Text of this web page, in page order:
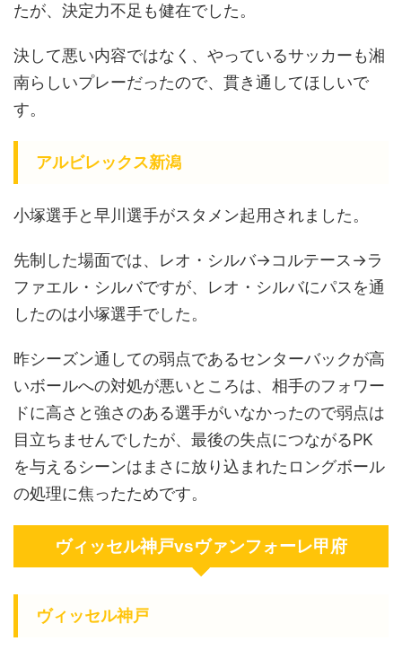
たが、決定力不足も健在でした。
決して悪い内容ではなく、やっているサッカーも湘
南らしいプレーだったので、貫き通してほしいで
す。
アルビレックス新潟
小塚選手と早川選手がスタメン起用されました。
先制した場面では、レオ・シルバ→コルテース→ラ
ファエル・シルバですが、レオ・シルバにパスを通
したのは小塚選手でした。
昨シーズン通しての弱点であるセンターバックが高
いボールへの対処が悪いところは、相手のフォワー
ドに高さと強さのある選手がいなかったので弱点は
目立ちませんでしたが、最後の失点につながるPK
を与えるシーンはまさに放り込まれたロングボール
の処理に焦ったためです。
ヴィッセル神戸vsヴァンフォーレ甲府
ヴィッセル神戸